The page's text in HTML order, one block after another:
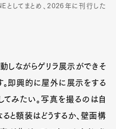
としてまとめ、2026年に刊行した
しながらゲリラ展示ができそ
。即興的に屋外に展示をする
てみたい。写真を撮るのは自
と額装はどうするか、壁面構